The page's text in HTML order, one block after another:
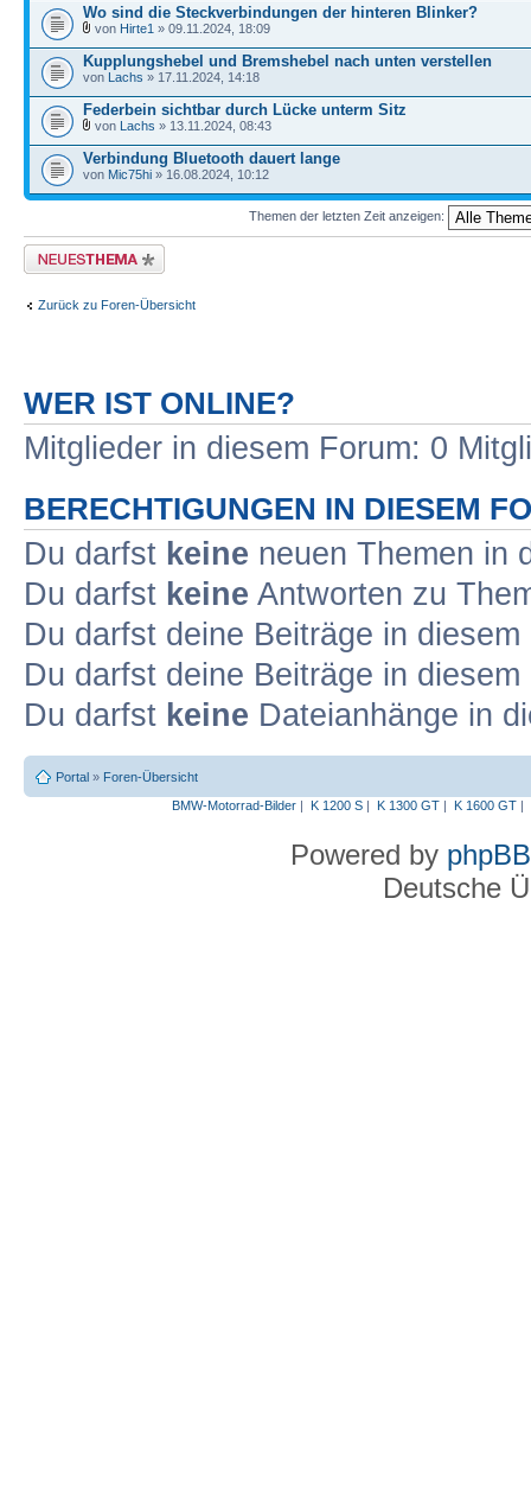
Wo sind die Steckverbindungen der hinteren Blinker?
von Hirte1 » 09.11.2024, 18:09
Kupplungshebel und Bremshebel nach unten verstellen
von Lachs » 17.11.2024, 14:18
Federbein sichtbar durch Lücke unterm Sitz
von Lachs » 13.11.2024, 08:43
Verbindung Bluetooth dauert lange
von Mic75hi » 16.08.2024, 10:12
Themen der letzten Zeit anzeigen:
Neues Thema erstellen
Zurück zu Foren-Übersicht
WER IST ONLINE?
Mitglieder in diesem Forum: 0
BERECHTIGUNGEN IN DIESEM
Du darfst keine neuen Themen in
Du darfst keine Antworten zu
Du darfst deine Beiträge in
Du darfst deine Beiträge in
Du darfst keine Dateianhänge in
Portal » Foren-Übersicht
BMW-Motorrad-Bilder| K 1200 S| K 1300 GT| K 1600 GT|
Powered by phpBB
Deutsche